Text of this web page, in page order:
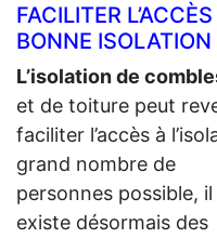
FACILITER
BONNE ISOLATION
L’isolation de
et de toiture peut
faciliter l’accès à
grand nombre de
personnes possible, il
existe désormais des